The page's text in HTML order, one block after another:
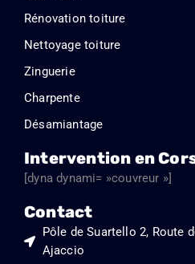
Rénovation toiture
Nettoyage toiture
Zinguerie
Charpente
Désamiantage
Intervention en
[dyna dynami= »couvreur »]
Contact
Pôle de Suartello 2, Route
Ajaccio